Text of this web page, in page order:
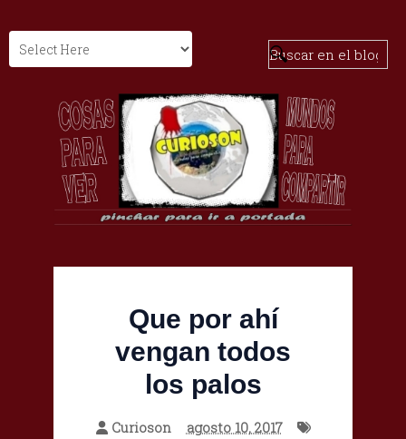
Que por ahí
vengan todos
los palos
Curioson
agosto 10, 2017